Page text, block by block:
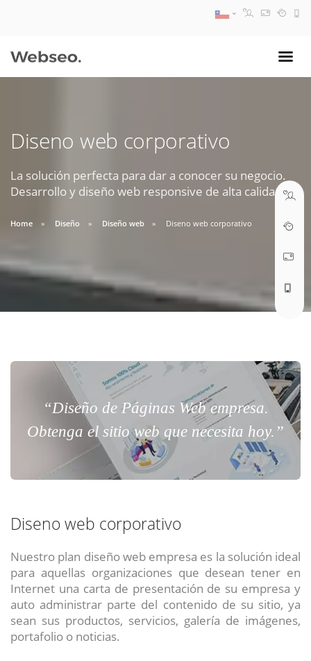
Diseno web corporativo
La solución perfecta para dar a conocer su negocio.
Desarrollo y diseño web responsive de alta calidad.
Home Diseño Diseño web Diseno web corporativo
“Diseño de Páginas Web empresa.
Obtenga el sitio web que necesita hoy.”
Diseno web corporativo
Nuestro plan diseño web empresa es la solución ideal
para aquellas organizaciones que desean tener en
Internet una carta de presentación de su empresa y
auto administrar parte del contenido de su sitio, ya
sean sus productos, servicios, galería de imágenes,
portafolio o noticias.
09:30 AM A 18:30 PM
soporte@webseo.cl